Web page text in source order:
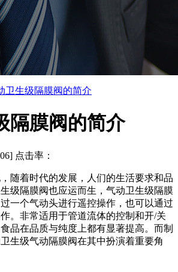
卫生级隔膜阀的简介
隔膜阀的简介
点击率：
随着时代的发展，人们的生活要求和品
级隔膜阀也应运而生，气动卫生级隔膜
一个气动头进行遥控操作，也可以通过
。非常适用于管道流体的控制和开/关
品在品质与纯度上都有显著提高。而制
生级气动隔膜阀在其中扮演着重要角